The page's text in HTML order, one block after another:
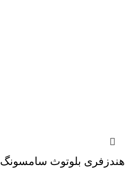
هندزفری بلوتوث سامسونگ Galaxy Buds Live